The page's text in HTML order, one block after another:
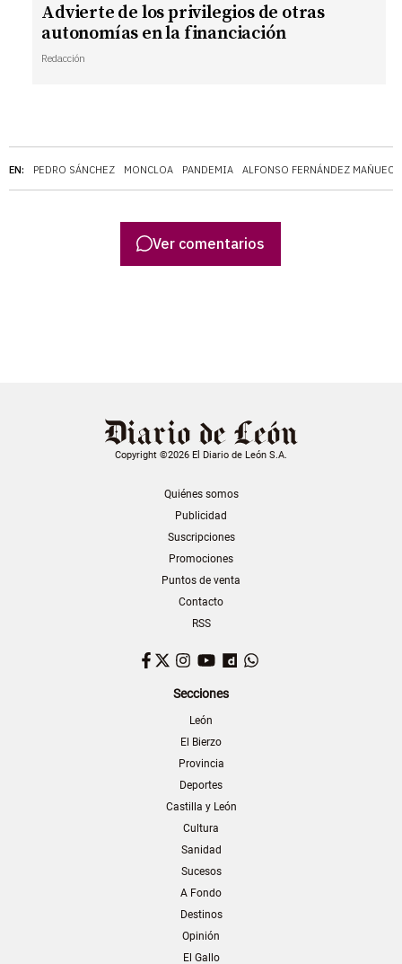
EN: PEDRO SÁNCHEZ MONCLOA PANDEMIA ALFONSO FERNÁNDEZ MAÑUECO
Advierte de los privilegios de otras
autonomías en la financiación
Redacción
Ver comentarios
Copyright ©2026 El Diario de León S.A.
Quiénes somos
Publicidad
Suscripciones
Promociones
Puntos de venta
Contacto
RSS
Facebook
TwitterInstagram
YouTubeDailymotion
Secciones
León
El Bierzo
Provincia
Deportes
Castilla y León
Cultura
Sanidad
Sucesos
A Fondo
Destinos
Opinión
El Gallo